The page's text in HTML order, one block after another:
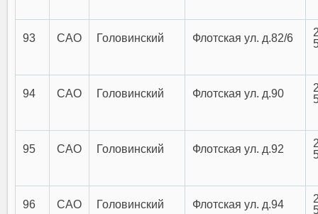
93 САО Головинский Флотская ул. д.82/6
94 САО Головинский Флотская ул. д.90
95 САО Головинский Флотская ул. д.92
96 САО Головинский Флотская ул. д.94